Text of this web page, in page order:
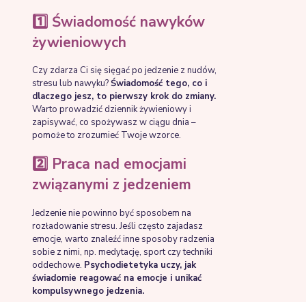
1️⃣ Świadomość nawyków
żywieniowych
Czy zdarza Ci się sięgać po jedzenie z nudów,
stresu lub nawyku?Świadomość tego, co i
dlaczego jesz, to pierwszy krok do zmiany.
Warto prowadzić dziennik żywieniowy i
zapisywać, co spożywasz w ciągu dnia –
pomoże to zrozumieć Twoje wzorce.
2️⃣ Praca nad emocjami
związanymi z jedzeniem
Jedzenie nie powinno być sposobem na
rozładowanie stresu. Jeśli często zajadasz
emocje, warto znaleźć inne sposoby radzenia
sobie z nimi, np. medytację, sport czy techniki
oddechowe. Psychodietetyka uczy, jak
świadomie reagować na emocje i unikać
kompulsywnego jedzenia.